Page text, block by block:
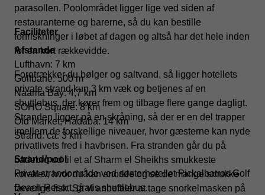
parasollen. Poolområdet ligger lige ved siden af
restauranterne og barerne, så du kan bestille
forfriskninger i løbet af dagen og altså har det hele inden
for en kort rækkevidde.
Foretrækker du bølger og saltvand, så ligger hotellets
private strand kun 3 km væk og betjenes af en
shuttlebus, der kører frem og tilbage flere gange dagligt.
Stranden ligger på en skråning, så der er en del trapper
imellem de forskellige niveauer, hvor gæsterne kan nyde
privatlivets fred i havbrisen. Fra stranden går du på
badebro ud til et af Sharm el Sheikhs smukkeste
koralrev, hvor du kan snorkle og se de mange smukke
farverige fisk. Så vi anbefaler at tage snorkelmasken på
Faciliteter
Afstande
Lufthavn: 7 km
Golfbane: 500 m
Naama Bay: 4,7 km
SOHO Square: 8 km
Old Market, Hadaba: 14 km
Strand: ca. 3 km
Strand/pool
Privat strandområde ved søsterhotellet Pickalbatros Golf
Beach Resort, gratis shuttlebus.